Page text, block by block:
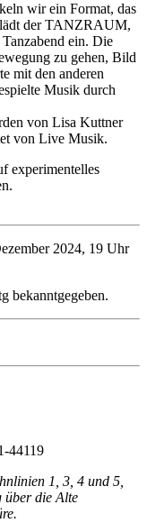
wir ein Format, das
der TANZRAUM,
ein. Die
zu gehen, Bild
mit den anderen
Musik durch
von Lisa Kuttner
von Live Musik.
experimentelles
2024, 19 Uhr
bekanntgegeben.
44119
1, 3, 4 und 5,
über die Alte